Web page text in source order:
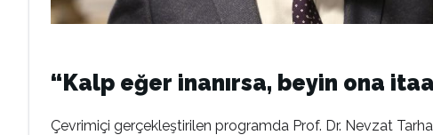
“Kalp eğer inanırsa, beyin ona
Çevrimiçi gerçekleştirilen programda Prof. Dr. Nevzat